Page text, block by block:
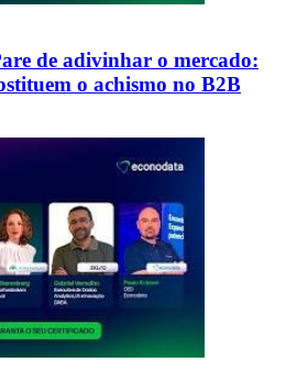
de adivinhar o mercado:
o achismo no B2B